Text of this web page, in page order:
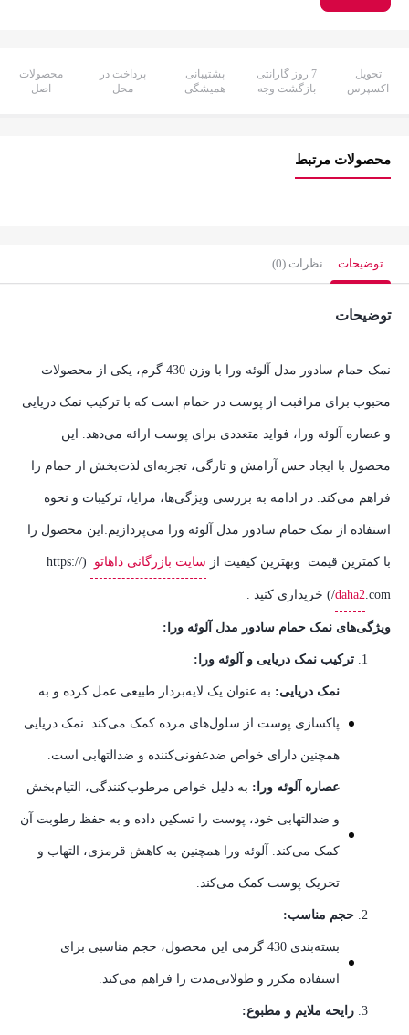
تحویل
اکسپرس
7 روز گارانتی
بازگشت وجه
پشتیبانی
همیشگی
پرداخت در
محل
محصولات
اصل
محصولات مرتبط
توضیحات نظرات (0)
توضیحات
نمک حمام سادور مدل آلوئه ورا با وزن 430 گرم، یکی از محصولات
محبوب برای مراقبت از پوست در حمام است که با ترکیب نمک دریایی
و عصاره آلوئه ورا، فواید متعددی برای پوست ارائه می‌دهد. این
محصول با ایجاد حس آرامش و تازگی، تجربه‌ای لذت‌بخش از حمام را
فراهم می‌کند. در ادامه به بررسی ویژگی‌ها، مزایا، ترکیبات و نحوه
استفاده از نمک حمام سادور مدل آلوئه ورا می‌پردازیم:این محصول را
با کمترین قیمت وبهترین کیفیت از سایت بازرگانی داهاتو (https://
daha2.com/) خریداری کنید .
ویژگی‌های نمک حمام سادور مدل آلوئه ورا:
ترکیب نمک دریایی و آلوئه ورا:
نمک دریایی: به عنوان یک لایه‌بردار طبیعی عمل کرده و به
پاکسازی پوست از سلول‌های مرده کمک می‌کند. نمک دریایی
همچنین دارای خواص ضدعفونی‌کننده و ضدالتهابی است.
عصاره آلوئه ورا: به دلیل خواص مرطوب‌کنندگی، التیام‌بخش
و ضدالتهابی خود، پوست را تسکین داده و به حفظ رطوبت آن
کمک می‌کند. آلوئه ورا همچنین به کاهش قرمزی، التهاب و
تحریک پوست کمک می‌کند.
حجم مناسب:
بسته‌بندی 430 گرمی این محصول، حجم مناسبی برای
استفاده مکرر و طولانی‌مدت را فراهم می‌کند.
رایحه ملایم و مطبوع: